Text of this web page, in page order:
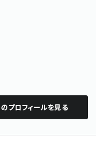
のプロフィールを見る